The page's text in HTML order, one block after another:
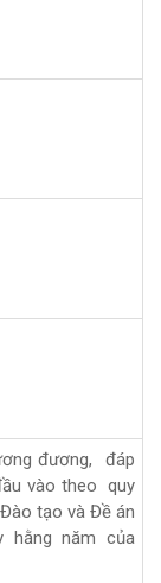
đương, đáp
vào theo quy
tạo và Đề án
hằng năm của